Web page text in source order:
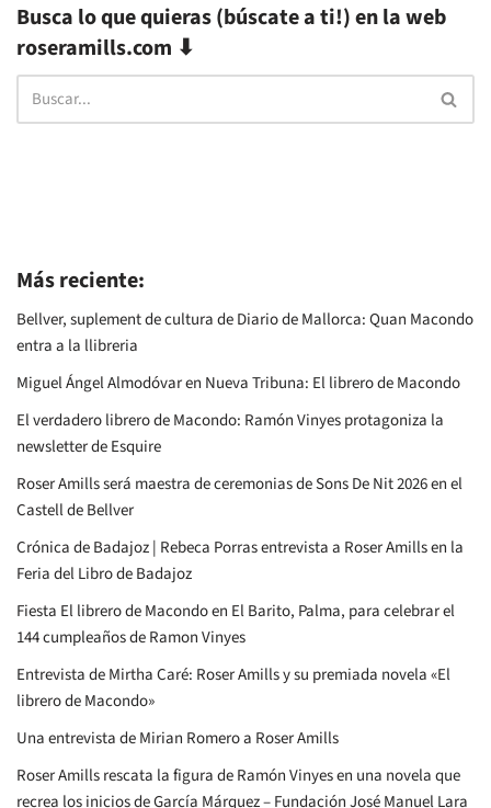
Busca lo que quieras (búscate a ti!) en la web
roseramills.com ⬇
Más reciente:
Bellver, suplement de cultura de Diario de Mallorca: Quan Macondo
entra a la llibreria
Miguel Ángel Almodóvar en Nueva Tribuna: El librero de Macondo
El verdadero librero de Macondo: Ramón Vinyes protagoniza la
newsletter de Esquire
Roser Amills será maestra de ceremonias de Sons De Nit 2026 en el
Castell de Bellver
Crónica de Badajoz | Rebeca Porras entrevista a Roser Amills en la
Feria del Libro de Badajoz
Fiesta El librero de Macondo en El Barito, Palma, para celebrar el
144 cumpleaños de Ramon Vinyes
Entrevista de Mirtha Caré: Roser Amills y su premiada novela «El
librero de Macondo»
Una entrevista de Mirian Romero a Roser Amills
Roser Amills rescata la figura de Ramón Vinyes en una novela que
recrea los inicios de García Márquez – Fundación José Manuel Lara